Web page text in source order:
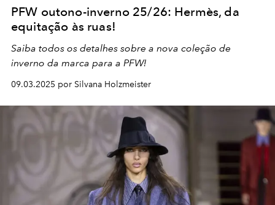
PFW outono-inverno 25/26: Hermès, da
equitação às ruas!
Saiba todos os detalhes sobre a nova coleção de
inverno da marca para a PFW!
09.03.2025 por Silvana Holzmeister